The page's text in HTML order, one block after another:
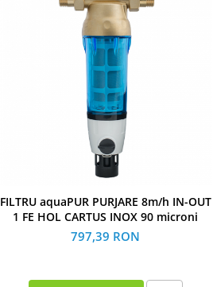
FILTRU aquaPUR PURJARE 8m/h IN-OUT
1 FE HOL CARTUS INOX 90 microni
797,39 RON